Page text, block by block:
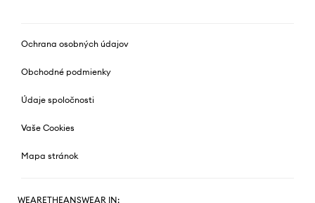
Ochrana osobných údajov
Obchodné podmienky
Údaje spoločnosti
Vaše Cookies
Mapa stránok
WEARETHEANSWEAR IN: